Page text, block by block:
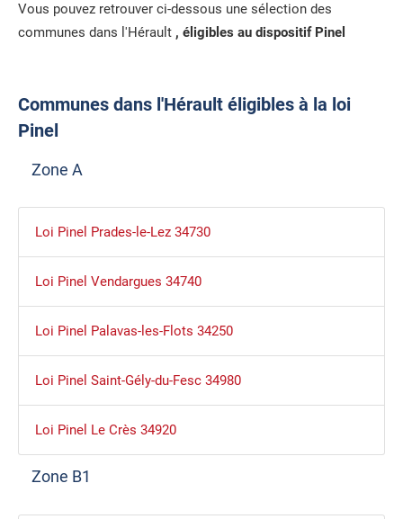
Vous pouvez retrouver ci-dessous une sélection des
communes dans l'Hérault , éligibles au dispositif Pinel
Communes dans l'Hérault éligibles à la loi
Pinel
Zone A
Loi Pinel Prades-le-Lez 34730
Loi Pinel Vendargues 34740
Loi Pinel Palavas-les-Flots 34250
Loi Pinel Saint-Gély-du-Fesc 34980
Loi Pinel Le Crès 34920
Zone B1